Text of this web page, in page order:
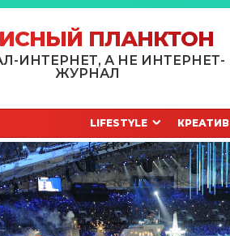
ПЛАНКТОН
ИНТЕРНЕТ, А НЕ ИНТЕРНЕТ-
ЖУРНАЛ
LIFESTYLE КРЕАТИВ